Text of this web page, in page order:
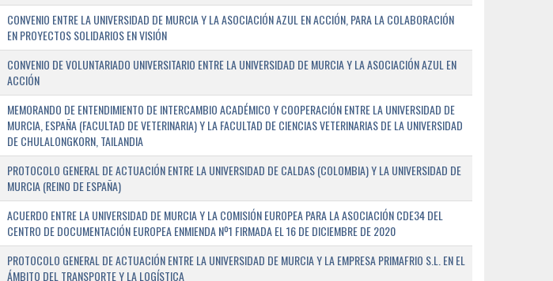
CONVENIO ENTRE LA UNIVERSIDAD DE MURCIA Y LA ASOCIACIÓN AZUL EN ACCIÓN, PARA LA COLABORACIÓN
EN PROYECTOS SOLIDARIOS EN VISIÓN
CONVENIO DE VOLUNTARIADO UNIVERSITARIO ENTRE LA UNIVERSIDAD DE MURCIA Y LA ASOCIACIÓN AZUL EN
ACCIÓN
MEMORANDO DE ENTENDIMIENTO DE INTERCAMBIO ACADÉMICO Y COOPERACIÓN ENTRE LA UNIVERSIDAD DE
MURCIA, ESPAÑA (FACULTAD DE VETERINARIA) Y LA FACULTAD DE CIENCIAS VETERINARIAS DE LA UNIVERSIDAD
DE CHULALONGKORN, TAILANDIA
PROTOCOLO GENERAL DE ACTUACIÓN ENTRE LA UNIVERSIDAD DE CALDAS (COLOMBIA) Y LA UNIVERSIDAD DE
MURCIA (REINO DE ESPAÑA)
ACUERDO ENTRE LA UNIVERSIDAD DE MURCIA Y LA COMISIÓN EUROPEA PARA LA ASOCIACIÓN CDE34 DEL
CENTRO DE DOCUMENTACIÓN EUROPEA ENMIENDA Nº1 FIRMADA EL 16 DE DICIEMBRE DE 2020
PROTOCOLO GENERAL DE ACTUACIÓN ENTRE LA UNIVERSIDAD DE MURCIA Y LA EMPRESA PRIMAFRIO S.L. EN EL
ÁMBITO DEL TRANSPORTE Y LA LOGÍSTICA